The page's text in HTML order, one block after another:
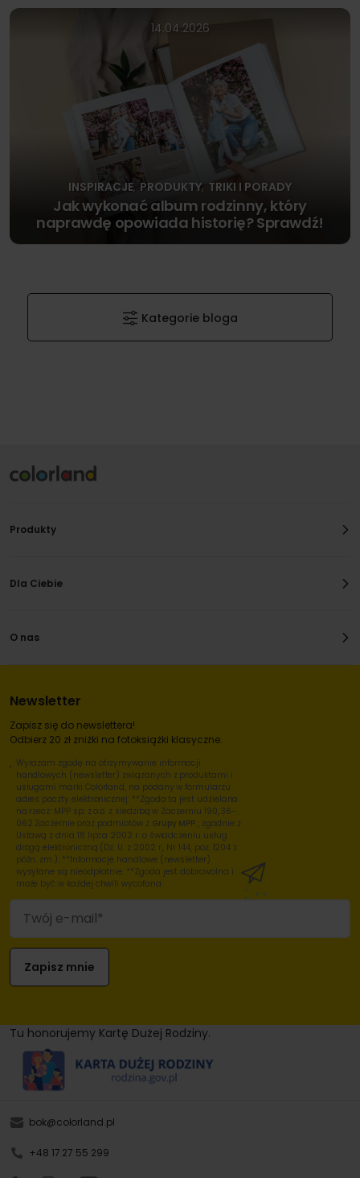
14.04.2026
INSPIRACJE, PRODUKTY, TRIKI I PORADY
Jak wykonać album rodzinny, który
naprawdę opowiada historię? Sprawdź!
Kategorie bloga
Produkty
Dla Ciebie
O nas
Newsletter
Zapisz się do newslettera!
Odbierz 20 zł zniżki na fotoksiążki klasyczne.
Wyrażam zgodę na otrzymywanie informacji
handlowych (newsletter) związanych z produktami i
usługami marki Colorland, na podany w formularzu
adres poczty elektronicznej. **Zgoda ta jest udzielana
na rzecz: MPP sp. z o.o. z siedzibą w Zaczerniu 190, 36-
062 Zaczernie oraz podmiotów z Grupy MPP , zgodnie z
Ustawą z dnia 18 lipca 2002 r. o świadczeniu usług
drogą elektroniczną (Dz. U. z 2002 r., Nr 144, poz. 1204 z
późn. zm.). **Informacje handlowe (newsletter)
wysyłane są nieodpłatnie. **Zgoda jest dobrowolna i
może być w każdej chwili wycofana.
Tu honorujemy Kartę Dużej Rodziny.
bok@colorland.pl
+48 17 27 55 299